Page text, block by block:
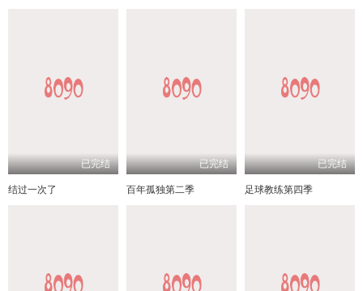
已完结
结过一次了
已完结
百年孤独第二季
已完结
足球教练第四季